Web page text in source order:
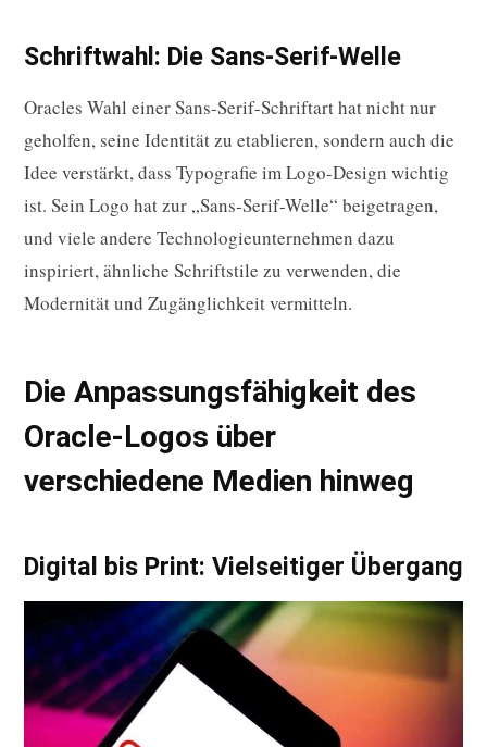
Schriftwahl: Die Sans-Serif-Welle
Oracles Wahl einer Sans-Serif-Schriftart hat nicht nur
geholfen, seine Identität zu etablieren, sondern auch die
Idee verstärkt, dass Typografie im Logo-Design wichtig
ist. Sein Logo hat zur „Sans-Serif-Welle“ beigetragen,
und viele andere Technologieunternehmen dazu
inspiriert, ähnliche Schriftstile zu verwenden, die
Modernität und Zugänglichkeit vermitteln.
Die Anpassungsfähigkeit des
Oracle-Logos über
verschiedene Medien hinweg
Digital bis Print: Vielseitiger Übergang